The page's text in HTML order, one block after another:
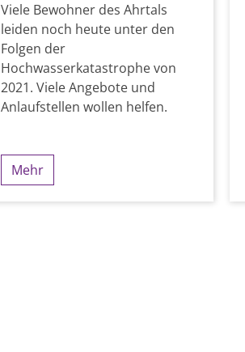
Viele Bewohner des Ahrtals
leiden noch heute unter den
Folgen der
Hochwasserkatastrophe von
2021. Viele Angebote und
Anlaufstellen wollen helfen.
Mehr